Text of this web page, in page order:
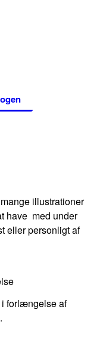
illustrationer
have med under
eller personligt af
i forlængelse af